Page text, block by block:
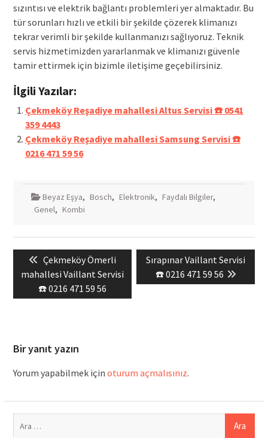
sızıntısı ve elektrik bağlantı problemleri yer almaktadır. Bu
tür sorunları hızlı ve etkili bir şekilde çözerek klimanızı
tekrar verimli bir şekilde kullanmanızı sağlıyoruz. Teknik
servis hizmetimizden yararlanmak ve klimanızı güvenle
tamir ettirmek için bizimle iletişime geçebilirsiniz.
İlgili Yazılar:
Çekmeköy Reşadiye mahallesi Altus Servisi ☎️ 0541
359 4443
Çekmeköy Reşadiye mahallesi Samsung Servisi ☎️
0216 471 59 56
Beyaz Eşya, Bosch, Elektronik, Faydalı Bilgiler,
Genel, Kombi
gezinmesi
Previous
post:
Çekmeköy Ömerli
mahallesi Vaillant Servisi
☎️ 0216 471 59 56
Next
post:
Sırapınar Vaillant Servisi
☎️ 0216 471 59 56
Bir yanıt yazın
Yorum yapabilmek için oturum açmalısınız.